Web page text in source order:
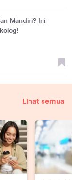
Mandiri? Ini
Lihat semua